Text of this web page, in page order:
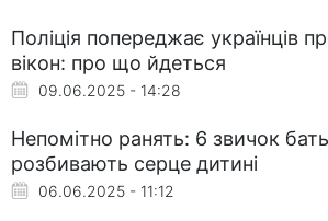
Поліція попереджає українців
вікон: про що йдеться
09.06.2025 - 14:28
Непомітно ранять: 6 звичок
розбивають серце дитині
06.06.2025 - 11:12